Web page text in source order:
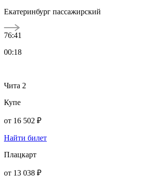
Екатеринбург пассажирский
76:41
00:18
Чита 2
Купе
от 16 502 ₽
Найти билет
Плацкарт
от 13 038 ₽